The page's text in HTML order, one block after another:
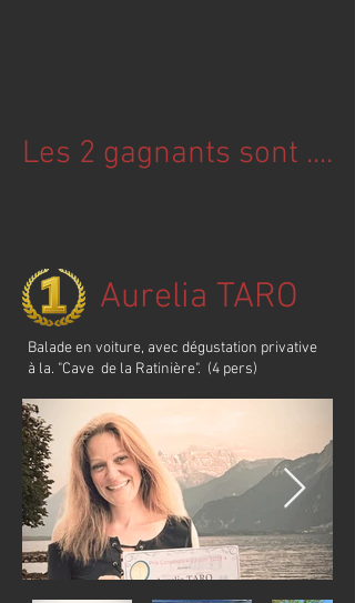
Les 2 gagnants sont ....
Aurelia TARO
Balade en voiture, avec dégustation privative
à la. "Cave de la Ratinière". (4 pers)